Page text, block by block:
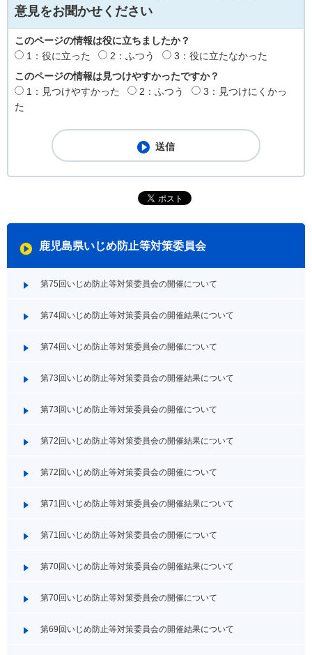
意見をお聞かせください
このページの情報は役に立ちましたか？
1：役に立った
2：ふつう
3：役に立たなかった
このページの情報は見つけやすかったですか？
1：見つけやすかった
2：ふつう
3：見つけにくかっ
た
鹿児島県いじめ防止等対策委員会
第75回いじめ防止等対策委員会の開催について
第74回いじめ防止等対策委員会の開催結果について
第74回いじめ防止等対策委員会の開催について
第73回いじめ防止等対策委員会の開催結果について
第73回いじめ防止等対策委員会の開催について
第72回いじめ防止等対策委員会の開催結果について
第72回いじめ防止等対策委員会の開催について
第71回いじめ防止等対策委員会の開催結果について
第71回いじめ防止等対策委員会の開催について
第70回いじめ防止等対策委員会の開催結果について
第70回いじめ防止等対策委員会の開催について
第69回いじめ防止等対策委員会の開催結果について